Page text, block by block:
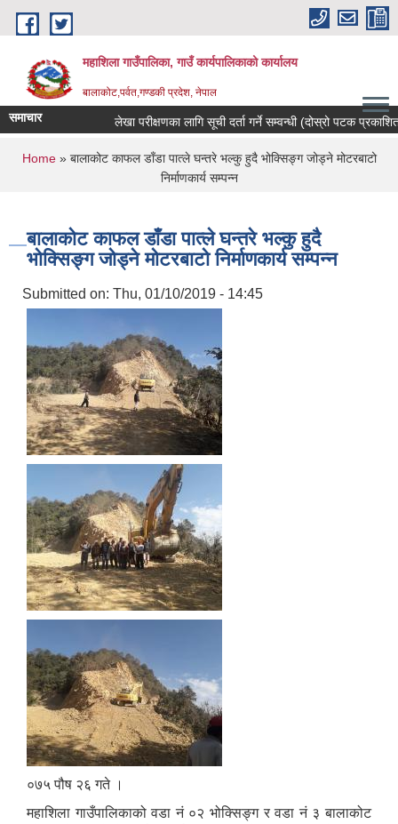
Skip to main content
महाशिला गाउँपालिका, गाउँ कार्यपालिकाको कार्यालय
बालाकोट,पर्वत,गण्डकी प्रदेश, नेपाल
समाचार लेखा परीक्षणका लागि सूची दर्ता गर्ने सम्वन्धी (दोस्रो पटक
You are here
Home» बालाकोट काफल डाँडा पात्ले घन्तरे भल्कु हुदै भोक्सिङ्ग जोड्ने मोटरबाटो
निर्माणकार्य सम्पन्न
बालाकोट काफल डाँडा पात्ले घन्तरे भल्कु हुदै
भोक्सिङ्ग जोड्ने मोटरबाटो निर्माणकार्य सम्पन्न
Submitted on: Thu, 01/10/2019 - 14:45
०७५ पौष २६ गते ।
महाशिला गाउँपालिकाको वडा नं ०२ भोक्सिङ्ग र वडा नं ३ बालाकोट